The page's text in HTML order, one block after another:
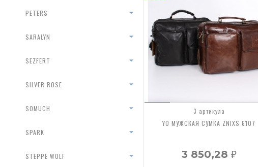
PETERS
SARALYN
SEZFERT
SILVER ROSE
SOMUCH
SPARK
STEPPE WOLF
3 артикула
YO МУЖСКАЯ СУМКА ZNIXS 6107
3 850,28 ₽